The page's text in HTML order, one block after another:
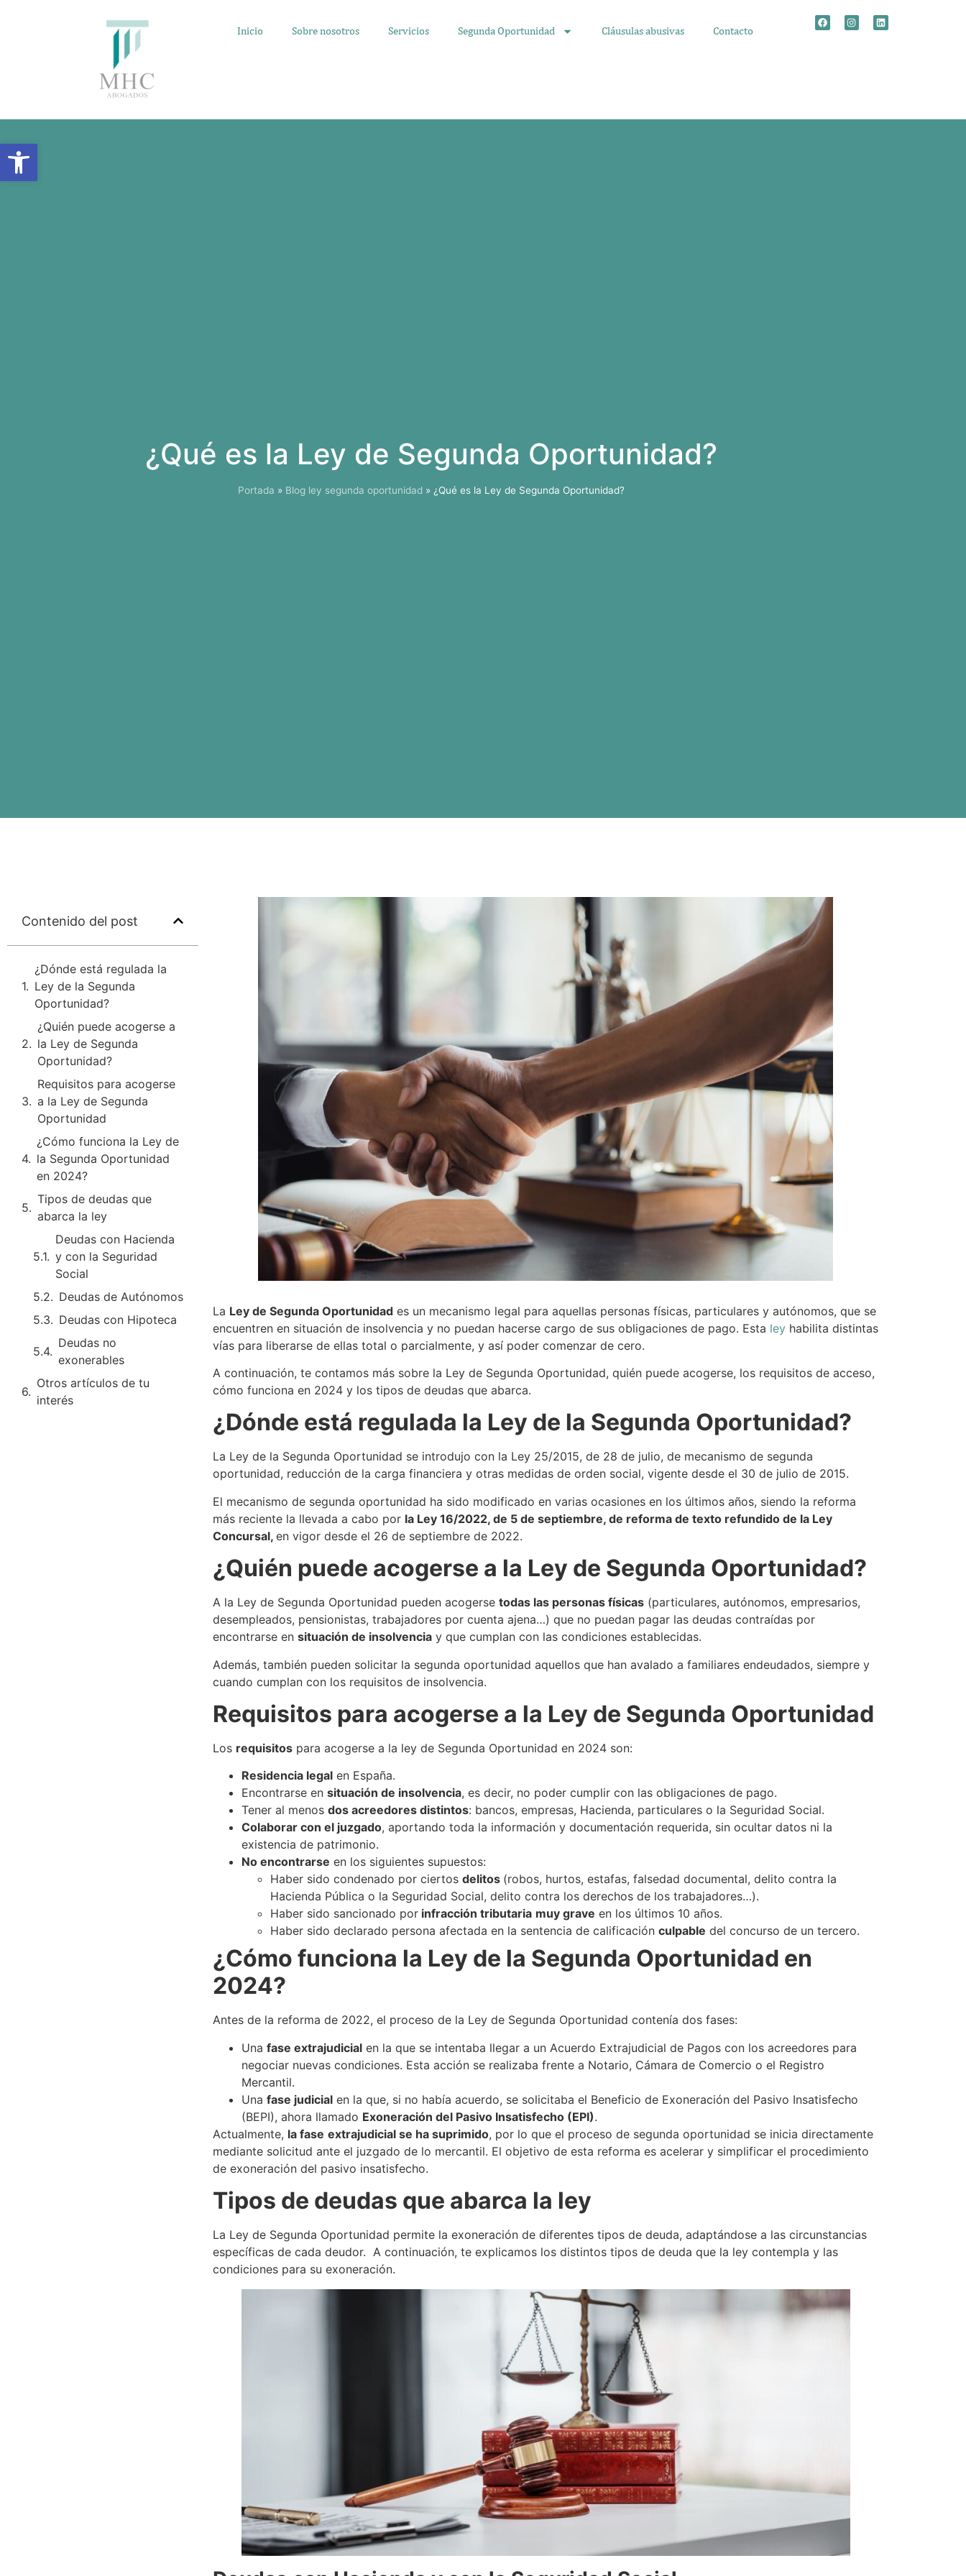
Abrir barra de herramientas
Inicio Sobre nosotros Servicios Segunda Oportunidad Cláusulas abusivas Contacto
¿Qué es la Ley de Segunda Oportunidad?
Portada » Blog ley segunda oportunidad » ¿Qué es la Ley de Segunda Oportunidad?
Contenido del post
¿Dónde está regulada la
Ley de la Segunda
Oportunidad?
¿Quién puede acogerse a
la Ley de Segunda
Oportunidad?
Requisitos para acogerse
a la Ley de Segunda
Oportunidad
¿Cómo funciona la Ley de
la Segunda Oportunidad
en 2024?
Tipos de deudas que
abarca la ley
Deudas con Hacienda
y con la Seguridad
Social
Deudas de Autónomos
Deudas con Hipoteca
Deudas no
exonerables
Otros artículos de tu
interés
La Ley de Segunda Oportunidades un mecanismo legal para aquellas personas físicas, particulares y autónomos, que se
encuentren en situación de insolvencia y no puedan hacerse cargo de sus obligaciones de pago. Esta leyhabilita distintas
vías para liberarse de ellas total o parcialmente, y así poder comenzar de cero.
A continuación, te contamos más sobre la Ley de Segunda Oportunidad, quién puede acogerse, los requisitos de acceso,
cómo funciona en 2024 y los tipos de deudas que abarca.
¿Dónde está regulada la Ley de la Segunda Oportunidad?
La Ley de la Segunda Oportunidad se introdujo con la Ley 25/2015, de 28 de julio, de mecanismo de segunda
oportunidad, reducción de la carga financiera y otras medidas de orden social, vigente desde el 30 de julio de 2015.
El mecanismo de segunda oportunidad ha sido modificado en varias ocasiones en los últimos años, siendo la reforma
más reciente la llevada a cabo por la Ley 16/2022, de 5 de septiembre, de reforma de texto refundido de la Ley
Concursal, en vigor desde el 26 de septiembre de 2022.
¿Quién puede acogerse a la Ley de Segunda Oportunidad?
A la Ley de Segunda Oportunidad pueden acogerse todas las personas físicas(particulares, autónomos, empresarios,
desempleados, pensionistas, trabajadores por cuenta ajena…) que no puedan pagar las deudas contraídas por
encontrarse en situación de insolvenciay que cumplan con las condiciones establecidas.
Además, también pueden solicitar la segunda oportunidad aquellos que han avalado a familiares endeudados, siempre y
cuando cumplan con los requisitos de insolvencia.
Requisitos para acogerse a la Ley de Segunda Oportunidad
Los requisitospara acogerse a la ley de Segunda Oportunidad en 2024 son:
Residencia legalen España.
Encontrarse en situación de insolvencia, es decir, no poder cumplir con las obligaciones de pago.
Tener al menos dos acreedores distintos: bancos, empresas, Hacienda, particulares o la Seguridad Social.
Colaborar con el juzgado, aportando toda la información y documentación requerida, sin ocultar datos ni la
existencia de patrimonio.
No encontrarse en los siguientes supuestos:
Haber sido condenado por ciertos delitos (robos, hurtos, estafas, falsedad documental, delito contra la
Hacienda Pública o la Seguridad Social, delito contra los derechos de los trabajadores…).
Haber sido sancionado porinfracción tributaria muy grave en los últimos 10 años.
Haber sido declarado persona afectada en la sentencia de calificación culpable del concurso de un tercero.
¿Cómo funciona la Ley de la Segunda Oportunidad en
2024?
Antes de la reforma de 2022, el proceso de la Ley de Segunda Oportunidad contenía dos fases:
Una fase extrajudicialen la que se intentaba llegar a un Acuerdo Extrajudicial de Pagos con los acreedores para
negociar nuevas condiciones. Esta acción se realizaba frente a Notario, Cámara de Comercio o el Registro
Mercantil.
Una fase judicialen la que, si no había acuerdo, se solicitaba el Beneficio de Exoneración del Pasivo Insatisfecho
(BEPI), ahora llamado Exoneración del Pasivo Insatisfecho (EPI).
Actualmente, la fase extrajudicial se ha suprimido, por lo que el proceso de segunda oportunidad se inicia directamente
mediante solicitud ante el juzgado de lo mercantil. El objetivo de esta reforma es acelerar y simplificar el procedimiento
de exoneración del pasivo insatisfecho.
Tipos de deudas que abarca la ley
La Ley de Segunda Oportunidad permite la exoneración de diferentes tipos de deuda, adaptándose a las circunstancias
específicas de cada deudor. A continuación, te explicamos los distintos tipos de deuda que la ley contempla y las
condiciones para su exoneración.